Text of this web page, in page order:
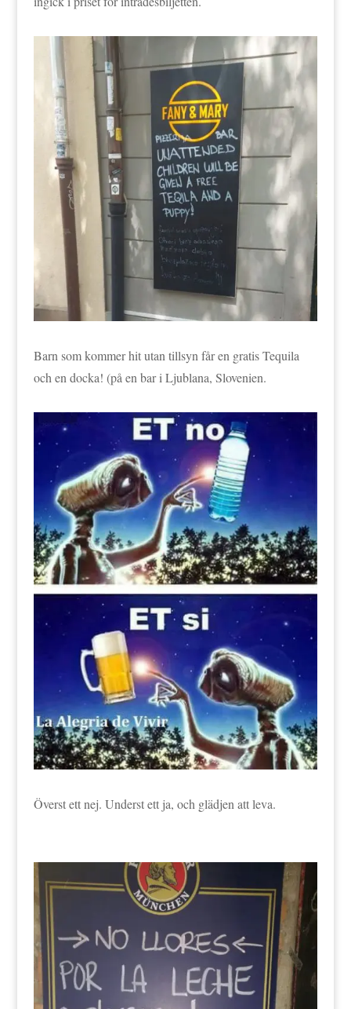
Barn som kommer hit utan tillsyn får en gratis Tequila
och en docka! (på en bar i Ljublana, Slovenien.
Överst ett nej. Underst ett ja, och glädjen att leva.